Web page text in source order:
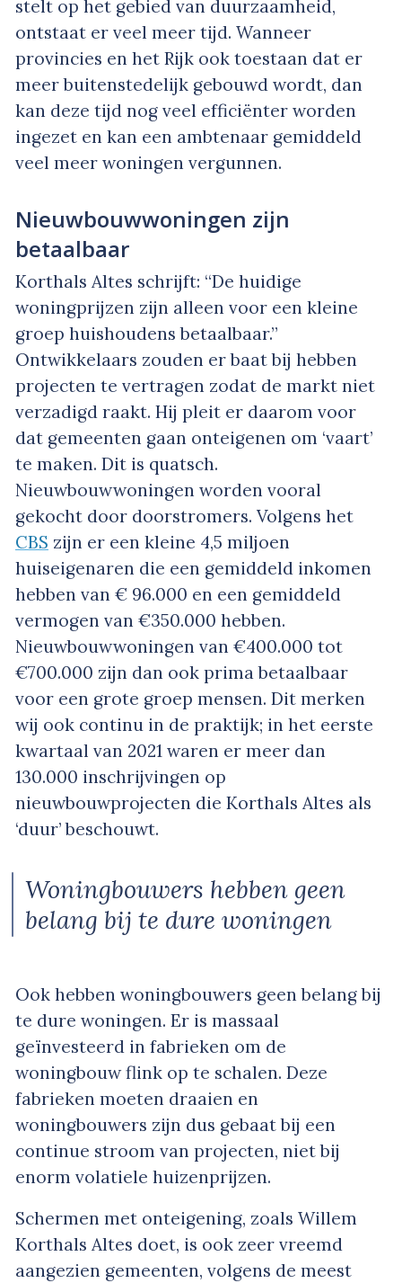
stelt op het gebied van duurzaamheid,
ontstaat er veel meer tijd. Wanneer
provincies en het Rijk ook toestaan dat er
meer buitenstedelijk gebouwd wordt, dan
kan deze tijd nog veel efficiënter worden
ingezet en kan een ambtenaar gemiddeld
veel meer woningen vergunnen.
Nieuwbouwwoningen zijn
betaalbaar
Korthals Altes schrijft: “De huidige
woningprijzen zijn alleen voor een kleine
groep huishoudens betaalbaar.”
Ontwikkelaars zouden er baat bij hebben
projecten te vertragen zodat de markt niet
verzadigd raakt. Hij pleit er daarom voor
dat gemeenten gaan onteigenen om ‘vaart’
te maken. Dit is quatsch.
Nieuwbouwwoningen worden vooral
gekocht door doorstromers. Volgens het
CBS zijn er een kleine 4,5 miljoen
huiseigenaren die een gemiddeld inkomen
hebben van € 96.000 en een gemiddeld
vermogen van €350.000 hebben.
Nieuwbouwwoningen van €400.000 tot
€700.000 zijn dan ook prima betaalbaar
voor een grote groep mensen. Dit merken
wij ook continu in de praktijk; in het eerste
kwartaal van 2021 waren er meer dan
130.000 inschrijvingen op
nieuwbouwprojecten die Korthals Altes als
‘duur’ beschouwt.
Woningbouwers hebben geen
belang bij te dure woningen
Ook hebben woningbouwers geen belang bij
te dure woningen. Er is massaal
geïnvesteerd in fabrieken om de
woningbouw flink op te schalen. Deze
fabrieken moeten draaien en
woningbouwers zijn dus gebaat bij een
continue stroom van projecten, niet bij
enorm volatiele huizenprijzen.
Schermen met onteigening, zoals Willem
Korthals Altes doet, is ook zeer vreemd
aangezien gemeenten, volgens de meest